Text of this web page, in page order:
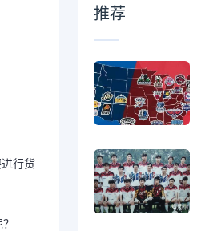
行货
推荐